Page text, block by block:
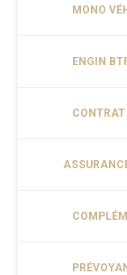
MONO
ENGIN